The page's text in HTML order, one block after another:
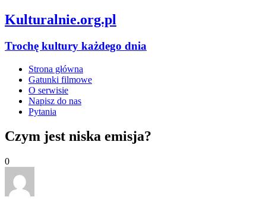
Kulturalnie.org.pl
Trochę kultury każdego dnia
Strona główna
Gatunki filmowe
O serwisie
Napisz do nas
Pytania
Czym jest niska emisja?
0